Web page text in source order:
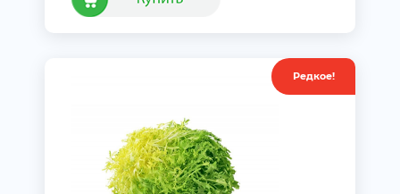
Редкое!